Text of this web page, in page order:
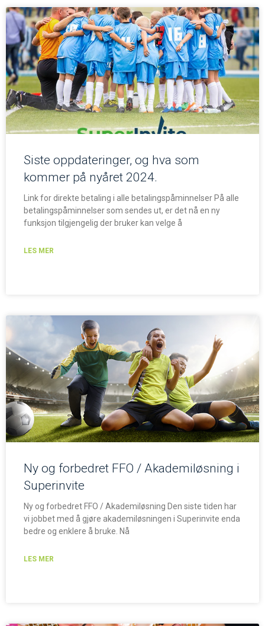
Siste oppdateringer, og hva som
kommer på nyåret 2024.
Link for direkte betaling i alle betalingspåminnelser På alle
betalingspåminnelser som sendes ut, er det nå en ny
funksjon tilgjengelig der bruker kan velge å
LES MER
Ny og forbedret FFO / Akademiløsning i
Superinvite
Ny og forbedret FFO / Akademiløsning Den siste tiden har
vi jobbet med å gjøre akademiløsningen i Superinvite enda
bedre og enklere å bruke. Nå
LES MER